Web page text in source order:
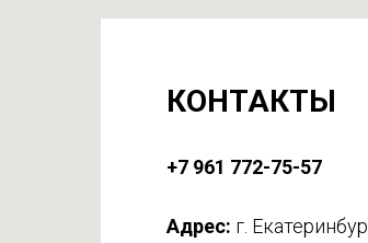
КОНТАКТЫ
+7 961 772-75-57
Адрес: г.